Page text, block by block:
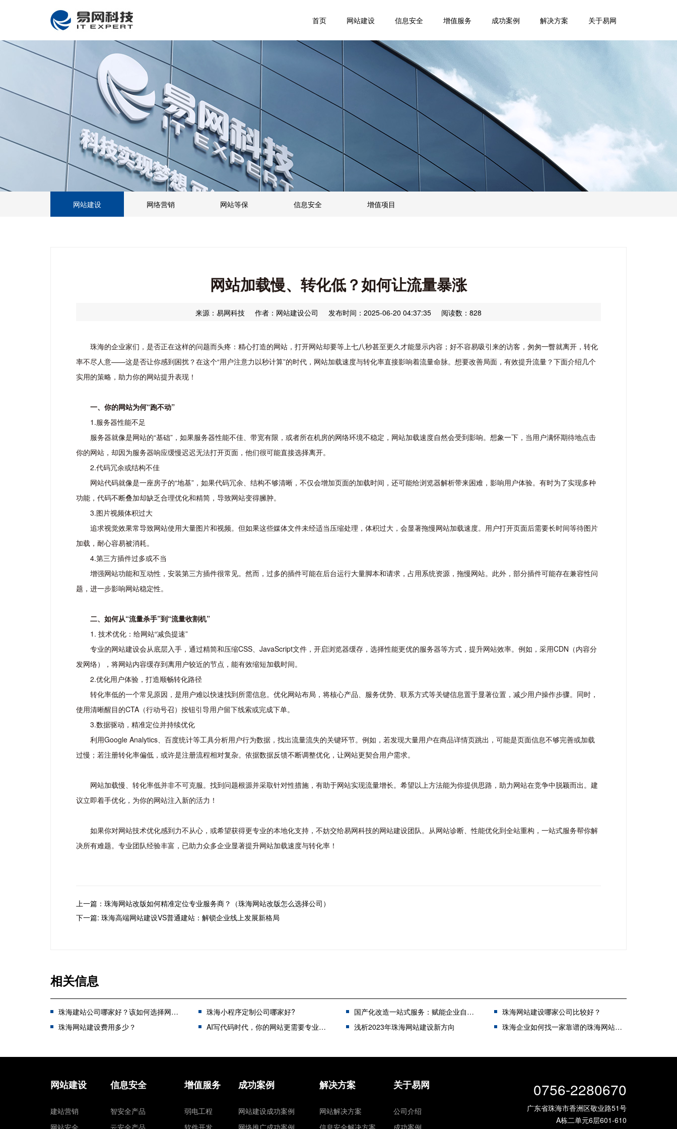
首页 网站建设 信息安全 增值服务 成功案例 解决方案 关于易网
网站建设 网络营销 网站等保 信息安全 增值项目
网站加载慢、转化低？如何让流量暴涨
来源：易网科技 作者：网站建设公司 发布时间：2025-06-20 04:37:35 阅读数：828
珠海的企业家们，是否正在这样的问题而头疼：精心打造的网站，打开网站却要等上七八秒甚至更久才能显示内容；好不容易吸引来的访客，匆匆一瞥就离开，转化
率不尽人意——这是否让你感到困扰？在这个“用户注意力以秒计算”的时代，网站加载速度与转化率直接影响着流量命脉。想要改善局面，有效提升流量？下面介绍几个
实用的策略，助力你的网站提升表现！
一、你的网站为何“跑不动”
1.服务器性能不足
服务器就像是网站的“基础”，如果服务器性能不佳、带宽有限，或者所在机房的网络环境不稳定，网站加载速度自然会受到影响。想象一下，当用户满怀期待地点击
你的网站，却因为服务器响应缓慢迟迟无法打开页面，他们很可能直接选择离开。
2.代码冗余或结构不佳
网站代码就像是一座房子的“地基”，如果代码冗余、结构不够清晰，不仅会增加页面的加载时间，还可能给浏览器解析带来困难，影响用户体验。有时为了实现多种
功能，代码不断叠加却缺乏合理优化和精简，导致网站变得臃肿。
3.图片视频体积过大
追求视觉效果常导致网站使用大量图片和视频。但如果这些媒体文件未经适当压缩处理，体积过大，会显著拖慢网站加载速度。用户打开页面后需要长时间等待图片
加载，耐心容易被消耗。
4.第三方插件过多或不当
增强网站功能和互动性，安装第三方插件很常见。然而，过多的插件可能在后台运行大量脚本和请求，占用系统资源，拖慢网站。此外，部分插件可能存在兼容性问
题，进一步影响网站稳定性。
二、如何从“流量杀手”到“流量收割机”
1. 技术优化：给网站“减负提速”
专业的网站建设会从底层入手，通过精简和压缩CSS、JavaScript文件，开启浏览器缓存，选择性能更优的服务器等方式，提升网站效率。例如，采用CDN（内容分
发网络），将网站内容缓存到离用户较近的节点，能有效缩短加载时间。
2.优化用户体验，打造顺畅转化路径
转化率低的一个常见原因，是用户难以快速找到所需信息。优化网站布局，将核心产品、服务优势、联系方式等关键信息置于显著位置，减少用户操作步骤。同时，
使用清晰醒目的CTA（行动号召）按钮引导用户留下线索或完成下单。
3.数据驱动，精准定位并持续优化
利用Google Analytics、百度统计等工具分析用户行为数据，找出流量流失的关键环节。例如，若发现大量用户在商品详情页跳出，可能是页面信息不够完善或加载
过慢；若注册转化率偏低，或许是注册流程相对复杂。依据数据反馈不断调整优化，让网站更契合用户需求。
网站加载慢、转化率低并非不可克服。找到问题根源并采取针对性措施，有助于网站实现流量增长。希望以上方法能为你提供思路，助力网站在竞争中脱颖而出。建
议立即着手优化，为你的网站注入新的活力！
如果你对网站技术优化感到力不从心，或希望获得更专业的本地化支持，不妨交给易网科技的网站建设团队。从网站诊断、性能优化到全站重构，一站式服务帮你解
决所有难题。专业团队经验丰富，已助力众多企业显著提升网站加载速度与转化率！
上一篇：珠海网站改版如何精准定位专业服务商？（珠海网站改版怎么选择公司）
下一篇: 珠海高端网站建设VS普通建站：解锁企业线上发展新格局
相关信息
珠海建站公司哪家好？该如何选择网站建设公司？ 珠海小程序定制公司哪家好? 国产化改造一站式服务：赋能企业自主创新与数字化转型
珠海网站建设哪家公司比较好？
珠海网站建设费用多少？
AI写代码时代，你的网站更需要专业团队的"匠心护航" 浅析2023年珠海网站建设新方向 珠海企业如何找一家靠谱的珠海网站制作公司建站？
网站建设
建站营销
网站安全
信息安全
智安全产品
云安全产品
增值服务
弱电工程
软件开发
成功案例
网站建设成功案例
网络推广成功案例
解决方案
网站解决方案
信息安全解决方案
关于易网
公司介绍
成功案例
0756-2280670
广东省珠海市香洲区敬业路51号
A栋二单元6层601-610